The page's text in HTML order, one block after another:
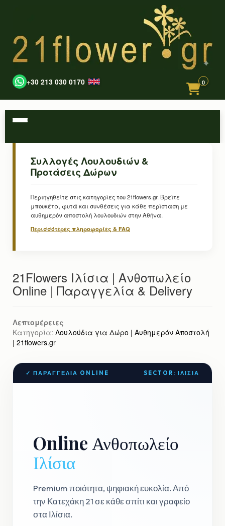
+30 213 030 0170 0
Συλλογές Λουλουδιών &
Προτάσεις Δώρων
Περιηγηθείτε στις κατηγορίες του 21flowers.gr. Βρείτε
μπουκέτα, φυτά και συνθέσεις για κάθε περίσταση με
αυθημερόν αποστολή λουλουδιών στην Αθήνα.
Περισσότερες πληροφορίες & FAQ
21Flowers Ιλίσια | Ανθοπωλείο
Online | Παραγγελία & Delivery
Λεπτομέρειες
Κατηγορία: Λουλούδια για Δώρο | Αυθημερόν Αποστολή
| 21flowers.gr
✓ ΠΑΡΑΓΓΕΛΊΑ ONLINE SECTOR: ΙΛΊΣΙΑ
Online Ανθοπωλείο
Ιλίσια
Premium ποιότητα, ψηφιακή ευκολία. Από
την Κατεχάκη 21 σε κάθε σπίτι και γραφείο
στα Ιλίσια.